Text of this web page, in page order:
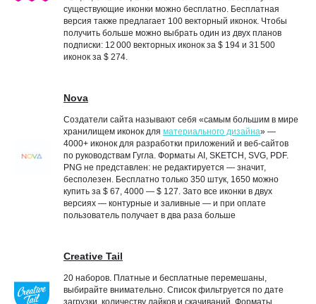
существующие иконки можно бесплатно. Бесплатная
версия также предлагает 100 векторный иконок. Чтобы
получить больше можно выбрать один из двух планов
подписки: 12 000 векторных иконок за $ 194 и 31 500
иконок за $ 274.
Nova
Создатели сайта называют себя «самым большим в мире
хранилищем иконок для материального дизайна» —
4000+ иконок для разработки приложений и веб-сайтов
по руководствам Гугла. Форматы AI, SKETCH, SVG, PDF.
PNG не представлен: не редактируется — значит,
бесполезен. Бесплатно только 350 штук, 1650 можно
купить за $ 67, 4000 — $ 127. Зато все иконки в двух
версиях — контурные и заливные — и при оплате
пользователь получает в два раза больше
Creative Tail
20 наборов. Платные и бесплатные перемешаны,
выбирайте внимательно. Список фильтруется по дате
загрузки, количеству лайков и скачиваний. Форматы